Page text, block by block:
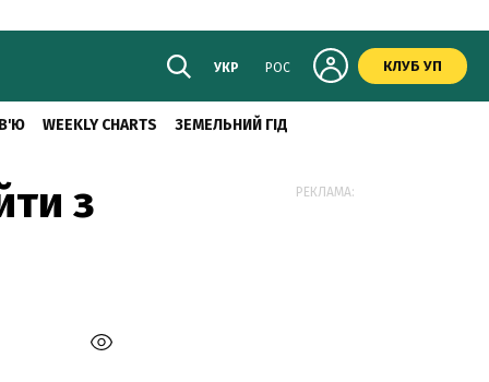
УКР РОС КЛУБ УП
WEEKLY CHARTS ЗЕМЕЛЬНИЙ ГІД
з РЕКЛАМА: